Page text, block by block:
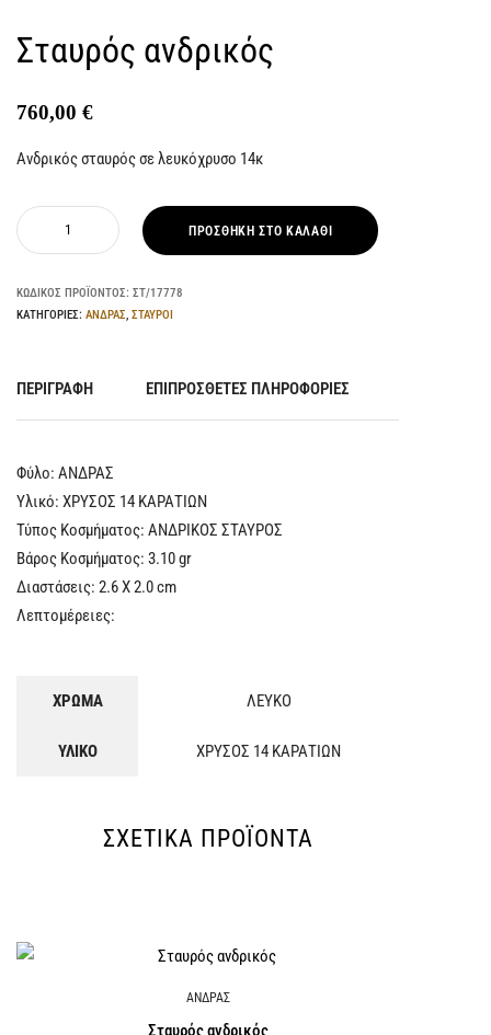
Σταυρός ανδρικός
760,00 €
Ανδρικός σταυρός σε λευκόχρυσο 14κ
ΠΡΟΣΘΉΚΗ ΣΤΟ ΚΑΛΆΘΙ
ΚΩΔΙΚΌΣ ΠΡΟΪΌΝΤΟΣ: ΣΤ/17778
ΚΑΤΗΓΟΡΊΕΣ: ΑΝΔΡΑΣ, ΣΤΑΥΡΟΙ
ΠΕΡΙΓΡΑΦΉ ΕΠΙΠΡΌΣΘΕΤΕΣ ΠΛΗΡΟΦΟΡΊΕΣ
Φύλο: ΑΝΔΡΑΣ
Υλικό: ΧΡΥΣΟΣ 14 ΚΑΡΑΤΙΩΝ
Τύπος Κοσμήματος: ΑΝΔΡΙΚΟΣ ΣΤΑΥΡΟΣ
Βάρος Κοσμήματος: 3.10 gr
Διαστάσεις: 2.6 X 2.0 cm
Λεπτομέρειες:
ΧΡΩΜΑ ΛΕΥΚΟ
ΥΛΙΚΟ ΧΡΥΣΟΣ 14 ΚΑΡΑΤΙΩΝ
ΣΧΕΤΙΚΆ ΠΡΟΪΌΝΤΑ
ΑΝΔΡΑΣ
Σταυρός ανδρικός